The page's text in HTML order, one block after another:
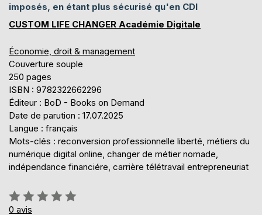
imposés, en étant plus sécurisé qu'en CDI
CUSTOM LIFE CHANGER Académie Digitale
Économie, droit & management
Couverture souple
250 pages
ISBN : 9782322662296
Éditeur : BoD - Books on Demand
Date de parution : 17.07.2025
Langue : français
Mots-clés : reconversion professionnelle liberté, métiers du
numérique digital online, changer de métier nomade,
indépendance financiére, carrière télétravail entrepreneuriat
Évaluation:
0%
0 avis